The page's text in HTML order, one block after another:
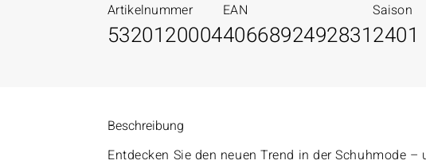
Artikelnummer
5320120004
EAN
4066892492831
Saison
2401
Beschreibung
Entdecken Sie den neuen Trend in der Schuhmode